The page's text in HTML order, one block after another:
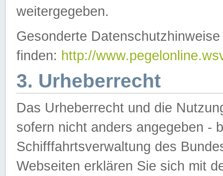
weitergegeben.
Gesonderte
finden: http://
3. Urheberrecht
Das Urheberrecht und die
sofern nicht anders angegeben -
Schifffahrtsverwaltung des
Webseiten erklären Sie sich mit